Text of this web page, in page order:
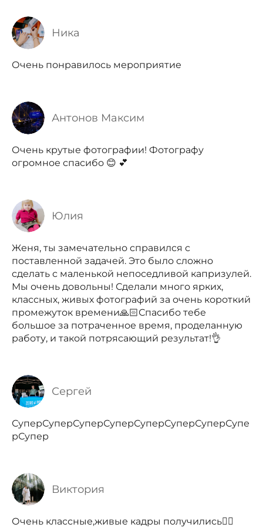
Ника
Очень понравилось мероприятие
Антонов Максим
Очень крутые фотографии! Фотографу
огромное спасибо 😊 💕
Юлия
Женя, ты замечательно справился с
поставленной задачей. Это было сложно
сделать с маленькой непоседливой капризулей.
Мы очень довольны! Сделали много ярких,
классных, живых фотографий за очень короткий
промежуток времени🙏🏻Спасибо тебе
большое за потраченное время, проделанную
работу, и такой потрясающий результат!👌
Сергей
СуперСуперСуперСуперСуперСуперСуперСупе
рСупер
Виктория
Очень классные,живые кадры получились👍🏼